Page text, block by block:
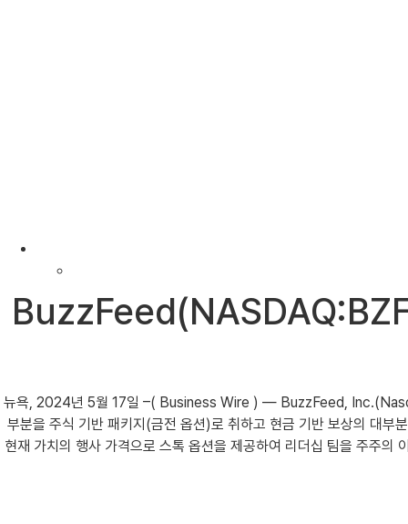
뉴욕, 2024년 5월 17일 –( Business Wire ) — BuzzFeed,
부분을 주식 기반 패키지(금전 옵션)로 취하고 현금 기반 보상의 대부
현재 가치의 행사 가격으로 스톡 옵션을 제공하여 리더십 팀을 주주의